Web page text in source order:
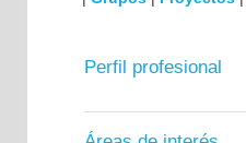
Perfil profesional